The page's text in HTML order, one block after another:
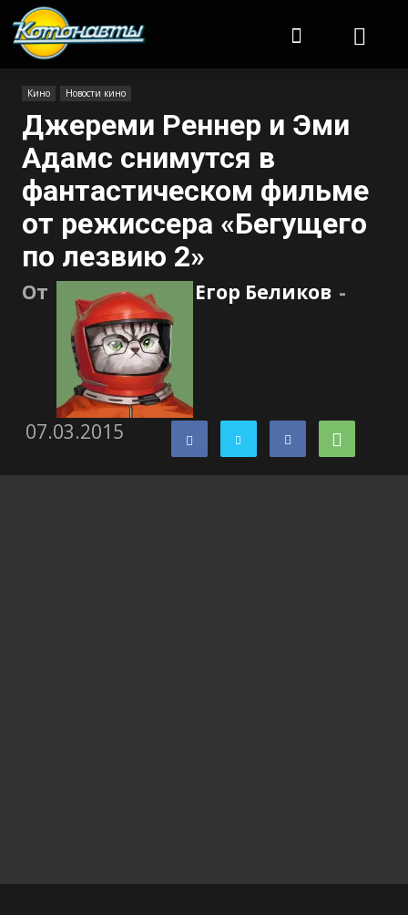
Кино Новости кино
Джереми Реннер и Эми
Адамс снимутся в
фантастическом фильме
от режиссера «Бегущего
по лезвию 2»
От Егор Беликов -
07.03.2015